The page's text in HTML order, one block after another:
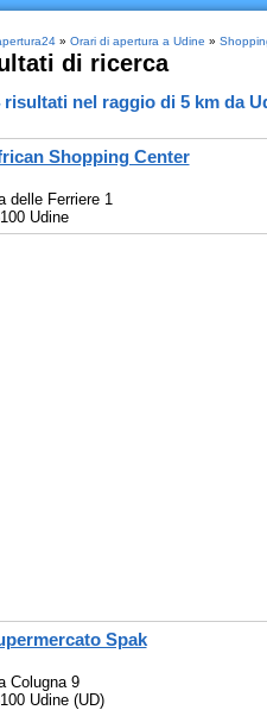
» Orari di apertura a Udine »
di ricerca
risultati nel raggio di 5 kmda
Shopping Center
delle Ferriere 1
Udine
Spak
Colugna 9
Udine (UD)